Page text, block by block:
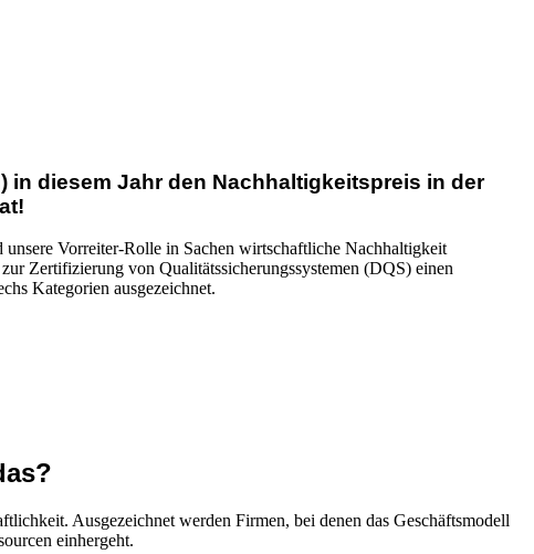
in diesem Jahr den Nachhaltigkeitspreis in der
Vorreiter-Rolle in Sachen wirtschaftliche Nachhaltigkeit
Zertifizierung von Qualitätssicherungssystemen (DQS) einen
Kategorien ausgezeichnet.
Ausgezeichnet werden Firmen, bei denen das Geschäftsmodell
einhergeht.